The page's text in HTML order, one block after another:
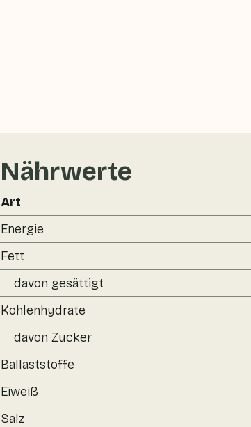
Nährwerte
Art
Energie
Fett
davon gesättigt
Kohlenhydrate
davon Zucker
Ballaststoffe
Eiweiß
Salz